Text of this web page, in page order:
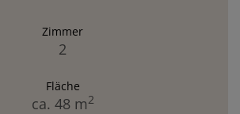
Zimmer
2
Fläche
ca. 48 m2